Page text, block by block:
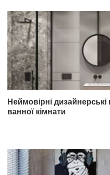
Неймовірні
ванної кімнати